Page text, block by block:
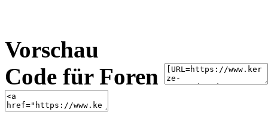
Vorschau
Code für Foren